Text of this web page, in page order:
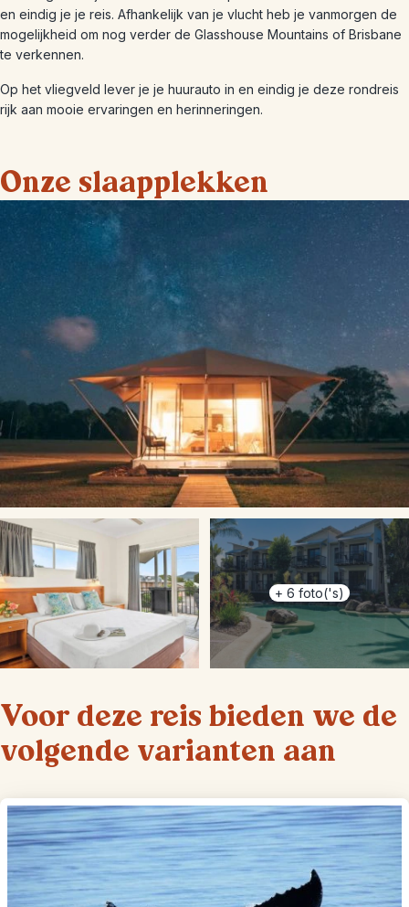
en eindig je je reis. Afhankelijk van je vlucht heb je vanmorgen de
mogelijkheid om nog verder de Glasshouse Mountains of Brisbane
te verkennen.
Op het vliegveld lever je je huurauto in en eindig je deze rondreis
rijk aan mooie ervaringen en herinneringen.
Onze slaapplekken
+ 6 foto('s)
Voor deze reis bieden we de
volgende varianten aan